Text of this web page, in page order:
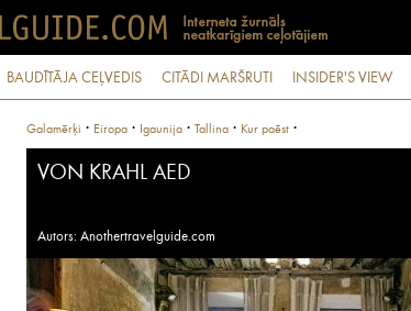
BAUDĪTĀJA CEĻVEDIS CITĀDI MARŠRUTI INSIDER'S VIEW
Galamērķi · Eiropa · Igaunija · Tallina · Kur paēst ·
VON KRAHL AED
Autors: Anothertravelguide.com